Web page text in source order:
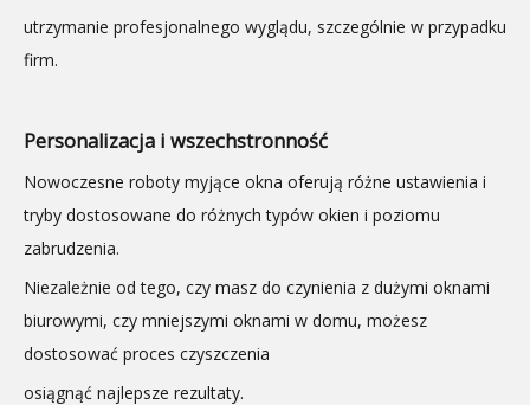
utrzymanie profesjonalnego wyglądu, szczególnie w przypadku
firm.
Personalizacja i wszechstronność
Nowoczesne roboty myjące okna oferują różne ustawienia i
tryby dostosowane do różnych typów okien i poziomu
zabrudzenia.
Niezależnie od tego, czy masz do czynienia z dużymi oknami
biurowymi, czy mniejszymi oknami w domu, możesz
dostosować proces czyszczenia
osiągnąć najlepsze rezultaty.